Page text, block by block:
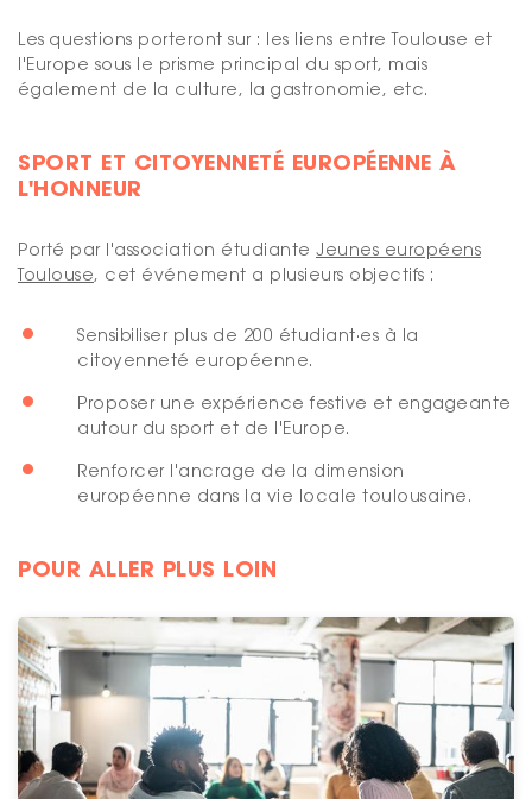
Les questions porteront sur : les liens entre Toulouse et
l'Europe sous le prisme principal du sport, mais
également de la culture, la gastronomie, etc.
SPORT ET CITOYENNETÉ EUROPÉENNE À
L'HONNEUR
Porté par l'association étudiante Jeunes européens
Toulouse, cet événement a plusieurs objectifs :
Sensibiliser plus de 200 étudiant·es à la
citoyenneté européenne.
Proposer une expérience festive et engageante
autour du sport et de l'Europe.
Renforcer l'ancrage de la dimension
européenne dans la vie locale toulousaine.
POUR ALLER PLUS LOIN